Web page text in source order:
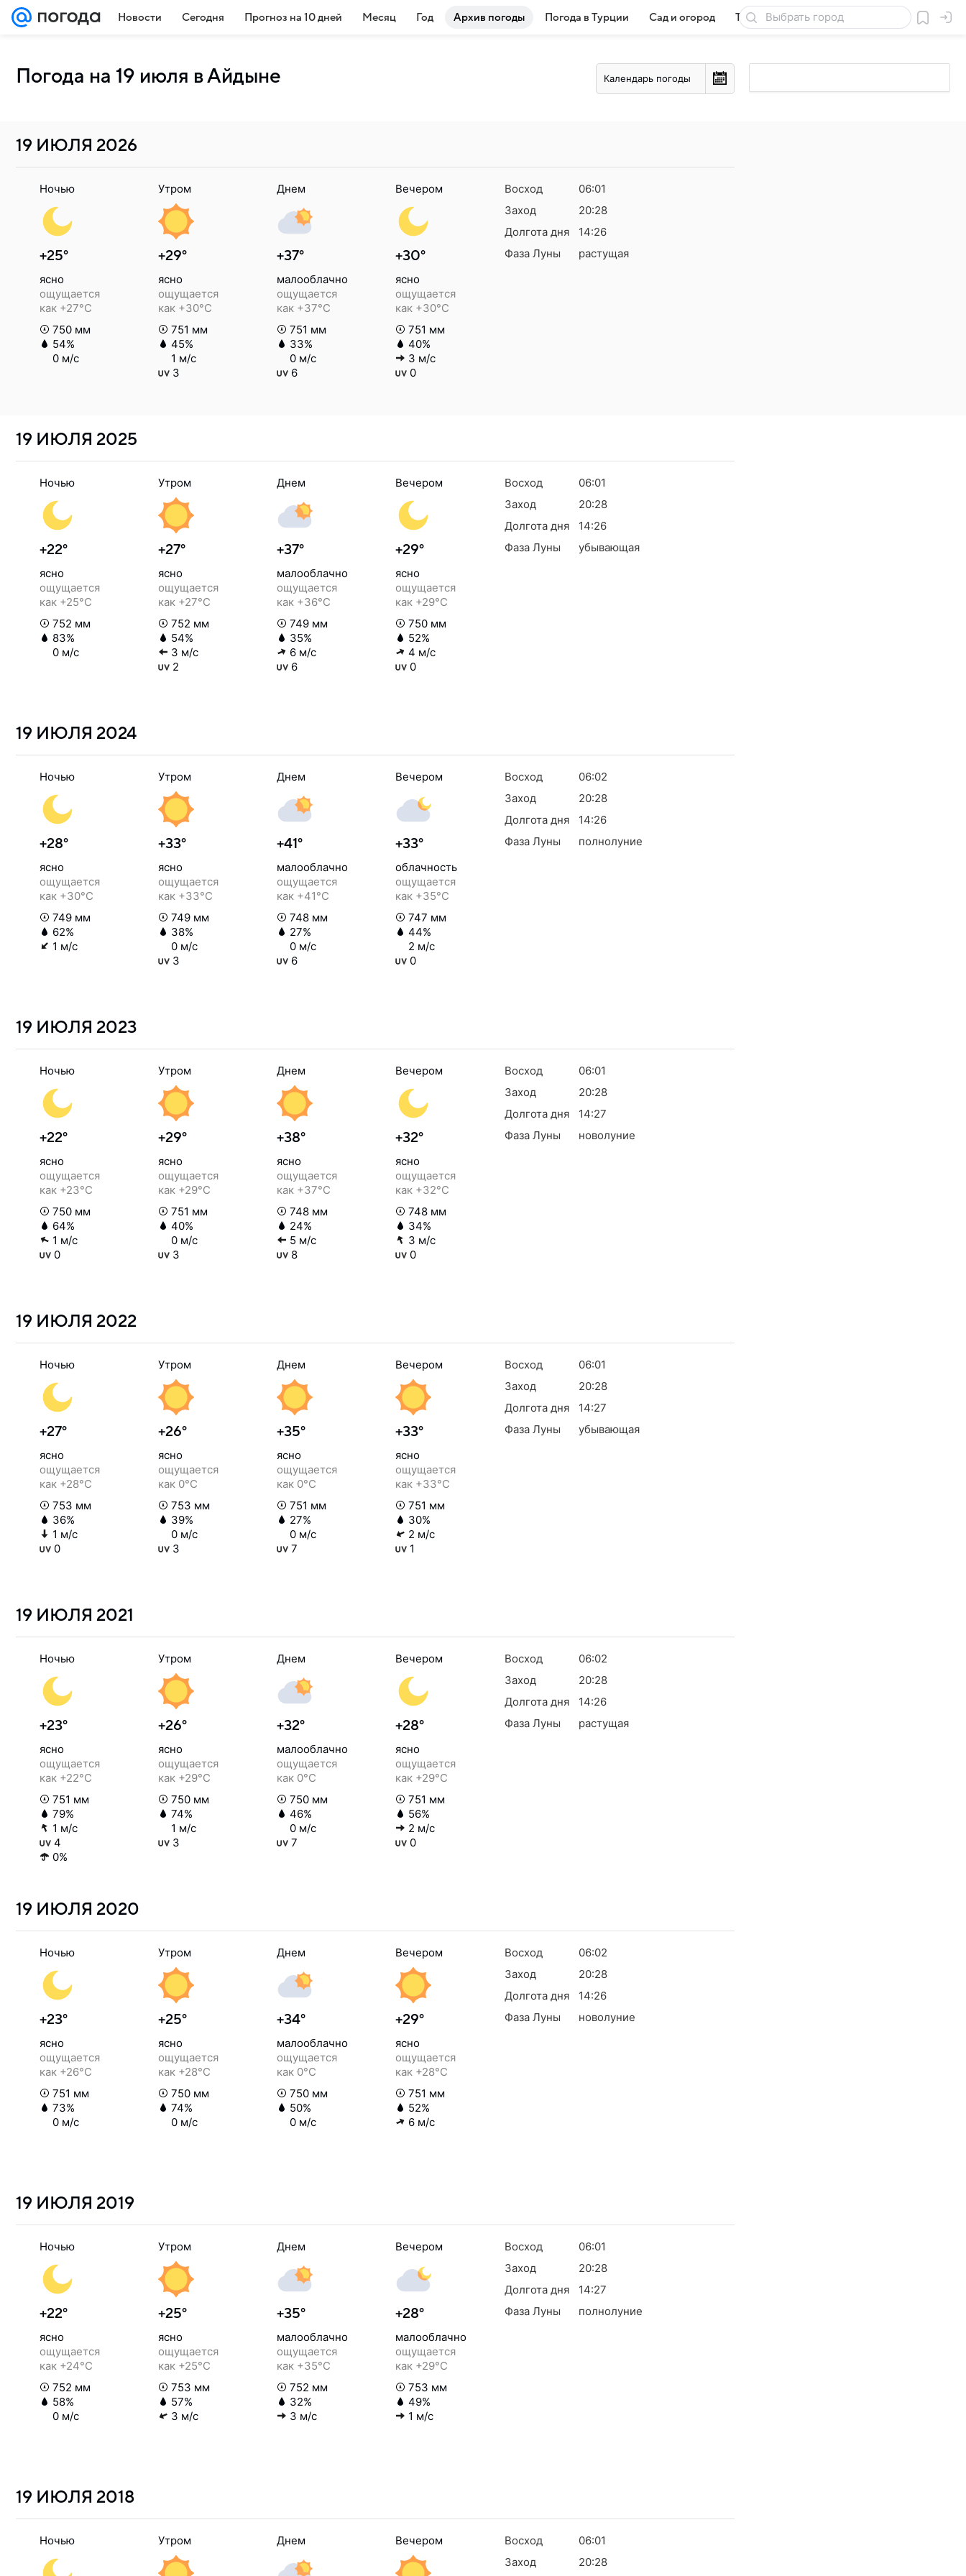
Новости Сегодня Прогноз на 10 дней Месяц Год Архив погоды Погода в Турции Сад и огород Товары для дачи
Погода на 19 июля в Айдыне Календарь погоды
19 ИЮЛЯ 2026
Ночью
+25°
ясно
ощущается
как +27°C
750 мм
54%
0 м/с
Утром
+29°
ясно
ощущается
как +30°C
751 мм
45%
1 м/с
3
Днем
+37°
малооблачно
ощущается
как +37°C
751 мм
33%
0 м/с
6
Вечером
+30°
ясно
ощущается
как +30°C
751 мм
40%
3 м/с
0
Восход
06:01
Заход
20:28
Долгота дня
14:26
Фаза Луны
растущая
19 ИЮЛЯ 2025
Ночью
+22°
ясно
ощущается
как +25°C
752 мм
83%
0 м/с
Утром
+27°
ясно
ощущается
как +27°C
752 мм
54%
3 м/с
2
Днем
+37°
малооблачно
ощущается
как +36°C
749 мм
35%
6 м/с
6
Вечером
+29°
ясно
ощущается
как +29°C
750 мм
52%
4 м/с
0
Восход
06:01
Заход
20:28
Долгота дня
14:26
Фаза Луны
убывающая
19 ИЮЛЯ 2024
Ночью
+28°
ясно
ощущается
как +30°C
749 мм
62%
1 м/с
Утром
+33°
ясно
ощущается
как +33°C
749 мм
38%
0 м/с
3
Днем
+41°
малооблачно
ощущается
как +41°C
748 мм
27%
0 м/с
6
Вечером
+33°
облачность
ощущается
как +35°C
747 мм
44%
2 м/с
0
Восход
06:02
Заход
20:28
Долгота дня
14:26
Фаза Луны
полнолуние
19 ИЮЛЯ 2023
Ночью
+22°
ясно
ощущается
как +23°C
750 мм
64%
1 м/с
0
Утром
+29°
ясно
ощущается
как +29°C
751 мм
40%
0 м/с
3
Днем
+38°
ясно
ощущается
как +37°C
748 мм
24%
5 м/с
8
Вечером
+32°
ясно
ощущается
как +32°C
748 мм
34%
3 м/с
0
Восход
06:01
Заход
20:28
Долгота дня
14:27
Фаза Луны
новолуние
19 ИЮЛЯ 2022
Ночью
+27°
ясно
ощущается
как +28°C
753 мм
36%
1 м/с
0
Утром
+26°
ясно
ощущается
как 0°C
753 мм
39%
0 м/с
3
Днем
+35°
ясно
ощущается
как 0°C
751 мм
27%
0 м/с
7
Вечером
+33°
ясно
ощущается
как +33°C
751 мм
30%
2 м/с
1
Восход
06:01
Заход
20:28
Долгота дня
14:27
Фаза Луны
убывающая
19 ИЮЛЯ 2021
Ночью
+23°
ясно
ощущается
как +22°C
751 мм
79%
1 м/с
4
0%
Утром
+26°
ясно
ощущается
как +29°C
750 мм
74%
1 м/с
3
Днем
+32°
малооблачно
ощущается
как 0°C
750 мм
46%
0 м/с
7
Вечером
+28°
ясно
ощущается
как +29°C
751 мм
56%
2 м/с
0
Восход
06:02
Заход
20:28
Долгота дня
14:26
Фаза Луны
растущая
19 ИЮЛЯ 2020
Ночью
+23°
ясно
ощущается
как +26°C
751 мм
73%
0 м/с
Утром
+25°
ясно
ощущается
как +28°C
750 мм
74%
0 м/с
Днем
+34°
малооблачно
ощущается
как 0°C
750 мм
50%
0 м/с
Вечером
+29°
ясно
ощущается
как +28°C
751 мм
52%
6 м/с
Восход
06:02
Заход
20:28
Долгота дня
14:26
Фаза Луны
новолуние
19 ИЮЛЯ 2019
Ночью
+22°
ясно
ощущается
как +24°C
752 мм
58%
0 м/с
Утром
+25°
ясно
ощущается
как +25°C
753 мм
57%
3 м/с
Днем
+35°
малооблачно
ощущается
как +35°C
752 мм
32%
3 м/с
Вечером
+28°
малооблачно
ощущается
как +29°C
753 мм
49%
1 м/с
Восход
06:01
Заход
20:28
Долгота дня
14:27
Фаза Луны
полнолуние
19 ИЮЛЯ 2018
Ночью Утром Днем Вечером Восход
06:01
Заход
20:28